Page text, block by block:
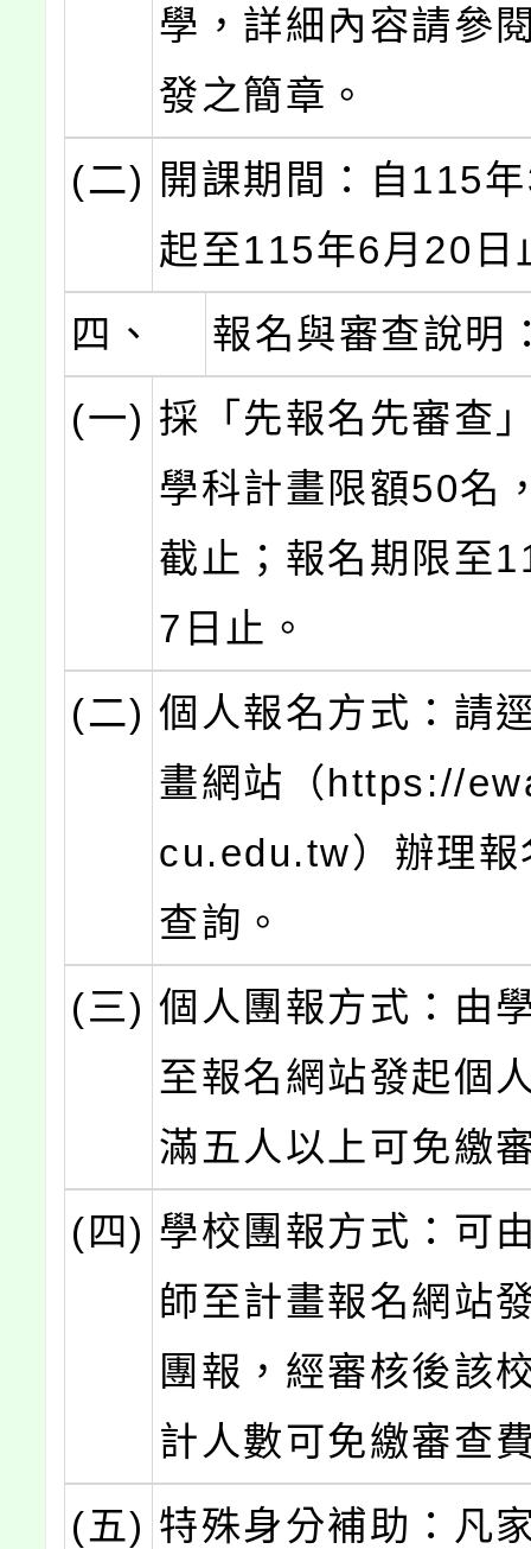
學，詳細內容請參
發之簡章。
(二) 開課期間：自115
起至115年6月20日
四、
報名與審查說明
(一) 採「先報名先審查
學科計畫限額50名
截止；報名期限至
7日止。
(二) 個人報名方式：請
畫網站（https://
cu.edu.tw）辦理報
查詢。
(三) 個人團報方式：由
至報名網站發起個
滿五人以上可免繳
(四) 學校團報方式：可
師至計畫報名網站
團報，經審核後該
計人數可免繳審查
(五) 特殊身分補助：凡